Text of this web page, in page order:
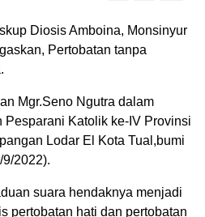
Diosis Amboina, Monsinyur
Pertobatan tanpa
Mgr.Seno Ngutra dalam
Pesparani Katolik ke-IV Provinsi
Lodar El Kota Tual,bumi
2022).
suara hendaknya menjadi
pertobatan hati dan pertobatan